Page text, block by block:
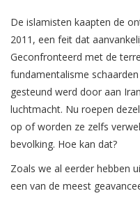
De islamisten kaapten de
2011, een feit dat
Geconfronteerd met de
fundamentalisme
gesteund werd door aan
luchtmacht. Nu roepen
op of worden ze zelfs
bevolking. Hoe kan dat?
Zoals we al eerder hebben
een van de meest